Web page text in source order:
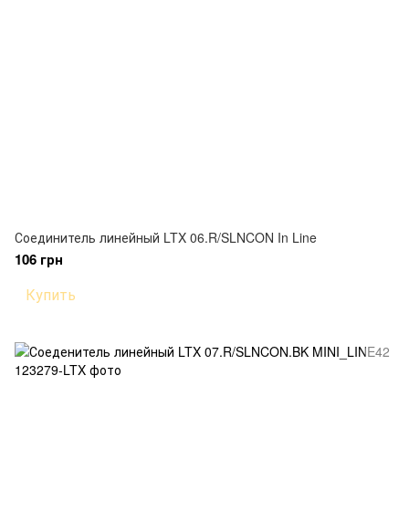
Соединитель линейный LTX 06.R/SLNCON In Line
106 грн
Купить